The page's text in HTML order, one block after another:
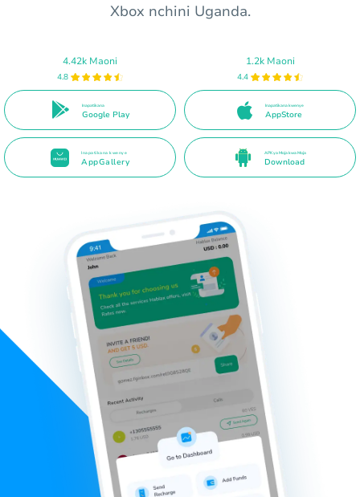
Xbox nchini Uganda.
4.42k Maoni
4.8
Inapatikana
Google Play
1.2k Maoni
4.4
Inapatikana kwenye
AppStore
Inapatikana kwenye
AppGallery
APK ya Moja kwa Moja
Download